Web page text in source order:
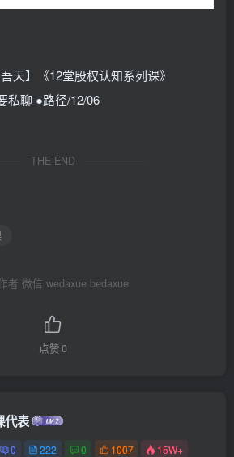
天】《12堂股权认知系列课》
私聊 ●路径/12/06
THE END
者 微信 wedaxue bedaxue
点赞0
代表
0 222 0 1007 15W+